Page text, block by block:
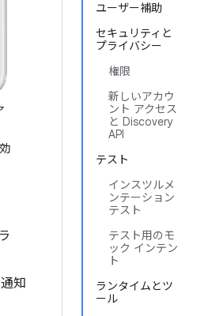
ユーザー補助
セキュリティと
プライバシー
権限
新しいアカウ
ント アクセス
と Discovery
API
テスト
インスツルメ
ンテーション
テスト
テスト用のモ
ック インテン
ト
ランタイムとツ
ール
知